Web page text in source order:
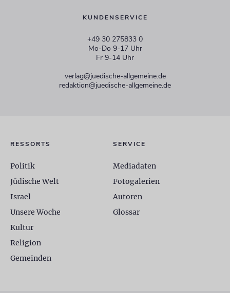
KUNDENSERVICE
+49 30 275833 0
Mo-Do 9-17 Uhr
Fr 9-14 Uhr
verlag@juedische-allgemeine.de
redaktion@juedische-allgemeine.de
RESSORTS
Politik
Jüdische Welt
Israel
Unsere Woche
Kultur
Religion
Gemeinden
SERVICE
Mediadaten
Fotogalerien
Autoren
Glossar